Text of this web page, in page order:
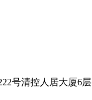
号清控人居大厦6层